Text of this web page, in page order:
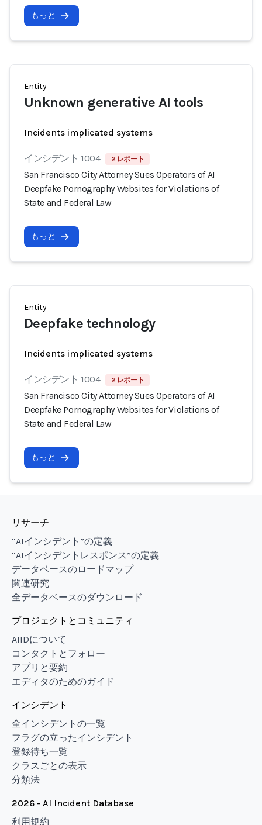
もっと
Entity
Unknown generative AI tools
Incidents implicated systems
インシデント 1004 2 レポート
San Francisco City Attorney Sues Operators of AI
Deepfake Pornography Websites for Violations of
State and Federal Law
もっと
Entity
Deepfake technology
Incidents implicated systems
インシデント 1004 2 レポート
San Francisco City Attorney Sues Operators of AI
Deepfake Pornography Websites for Violations of
State and Federal Law
もっと
リサーチ
“AIインシデント”の定義
“AIインシデントレスポンス”の定義
データベースのロードマップ
関連研究
全データベースのダウンロード
プロジェクトとコミュニティ
AIIDについて
コンタクトとフォロー
アプリと要約
エディタのためのガイド
インシデント
全インシデントの一覧
フラグの立ったインシデント
登録待ち一覧
クラスごとの表示
分類法
2026 - AI Incident Database
利用規約